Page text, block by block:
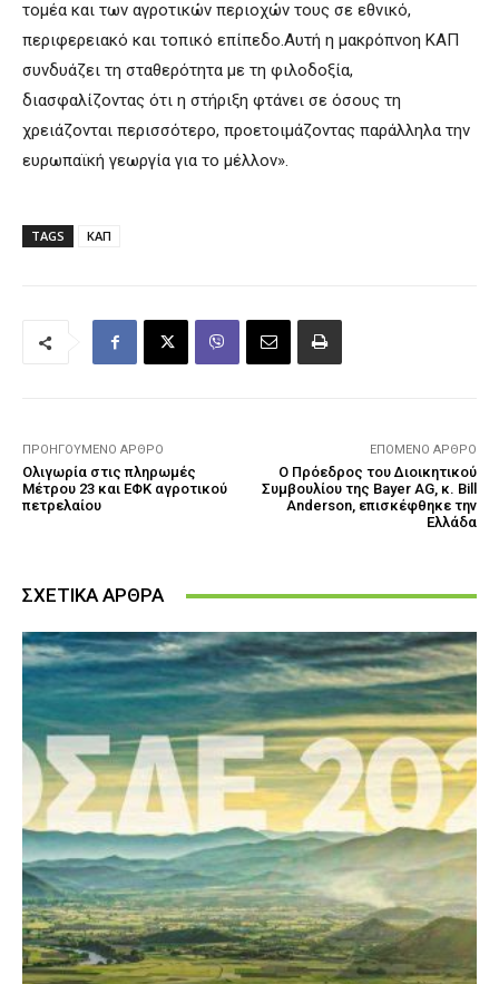
τομέα και των αγροτικών περιοχών τους σε εθνικό,
περιφερειακό και τοπικό επίπεδο.Αυτή η μακρόπνοη ΚΑΠ
συνδυάζει τη σταθερότητα με τη φιλοδοξία,
διασφαλίζοντας ότι η στήριξη φτάνει σε όσους τη
χρειάζονται περισσότερο, προετοιμάζοντας παράλληλα την
ευρωπαϊκή γεωργία για το μέλλον».
TAGS ΚΑΠ
ΠΡΟΗΓΟΎΜΕΝΟ ΆΡΘΡΟ
Ολιγωρία στις πληρωμές
Μέτρου 23 και ΕΦΚ αγροτικού
πετρελαίου
ΕΠΌΜΕΝΟ ΆΡΘΡΟ
Ο Πρόεδρος του Διοικητικού
Συμβουλίου της Bayer AG, κ. Bill
Anderson, επισκέφθηκε την
Ελλάδα
ΣΧΕΤΙΚΑ ΑΡΘΡΑ